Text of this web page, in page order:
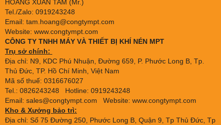
HOÀNG XUÂN TAM (Mr.)
Tel./Zalo: 0919243248
Email: tam.hoang@congtympt.com
Website: www.congtympt.com
CÔNG TY TNHH MÁY VÀ THIẾT BỊ KHÍ NÉN MPT
Trụ sở chính:
Địa chỉ: N9, KDC Phú Nhuận, Đường 659, P. Phước Long B, Tp.
Thủ Đức, TP. Hồ Chí Minh, Việt Nam
Mã số thuế: 0316676027
Tel.: 0826243248 Hotline: 0919243248
Email: sales@congtympt.com Website: www.congtympt.com
Kho & Xưởng bảo trì:
Địa chỉ: Số 75 Đường 250, Phước Long B, Quận 9, Tp Thủ Đức, Tp